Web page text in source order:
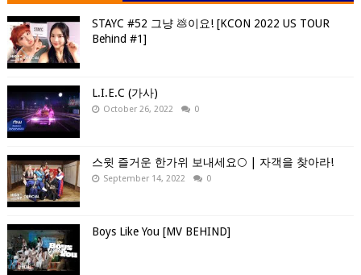
STAYC #52 그냥 💩이요! [KCON 2022 US TOUR
Behind #1]
L.I.E.C (가사)
October 26, 2022 0
스윗 즐거운 한가위 보내세요🌕 | 자객을 찾아라!
September 14, 2022 0
Boys Like You [MV BEHIND]